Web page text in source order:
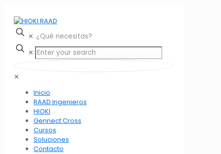
✕
✕
✕
Inicio
RAAD Ingenieros
HIOKI
Gennect Cross
Cursos
Soluciones
Contacto